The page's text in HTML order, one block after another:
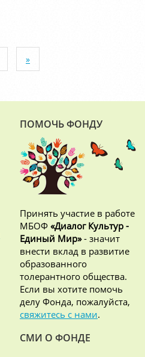
»
ПОМОЧЬ ФОНДУ
Принять участие в работе
МБОФ «Диалог Культур -
Единый Мир»- значит
внести вклад в развитие
образованного
толерантного общества.
Если вы хотите помочь
делу Фонда, пожалуйста,
свяжитесь с нами.
СМИ О ФОНДЕ